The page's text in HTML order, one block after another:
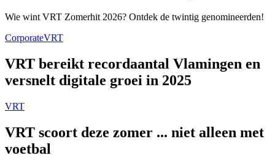
Wie wint VRT Zomerhit 2026? Ontdek de twintig genomineerden!
CorporateVRT
VRT bereikt recordaantal Vlamingen en
versnelt digitale groei in 2025
VRT
VRT scoort deze zomer ... niet alleen met
voetbal